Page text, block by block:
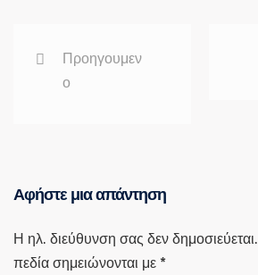
Προηγουμεν
ο
Αφήστε μια απάντηση
Η ηλ. διεύθυνση σας δεν δημοσιεύεται.
πεδία σημειώνονται με *